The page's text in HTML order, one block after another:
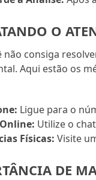
O
não consiga
Aqui estão os
Ligue para o
Utilize o
Físicas: Visite
DE